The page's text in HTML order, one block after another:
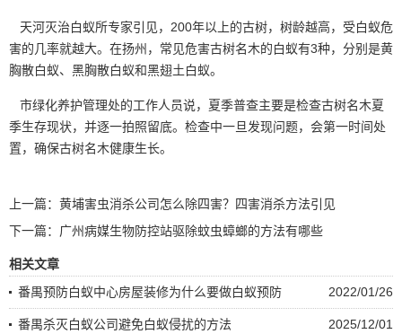
天河灭治白蚁所专家引见，200年以上的古树，树龄越高，受白蚁危
害的几率就越大。在扬州，常见危害古树名木的白蚁有3种，分别是黄
胸散白蚁、黑胸散白蚁和黑翅土白蚁。
市绿化养护管理处的工作人员说，夏季普查主要是检查古树名木夏
季生存现状，并逐一拍照留底。检查中一旦发现问题，会第一时间处
置，确保古树名木健康生长。
上一篇： 黄埔害虫消杀公司怎么除四害？四害消杀方法引见
下一篇： 广州病媒生物防控站驱除蚊虫蟑螂的方法有哪些
相关文章
2022/01/26
番禺预防白蚁中心房屋装修为什么要做白蚁预防
2025/12/01
番禺杀灭白蚁公司避免白蚁侵扰的方法